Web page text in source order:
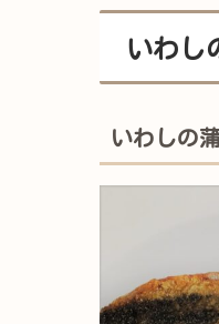
いわし
いわしの